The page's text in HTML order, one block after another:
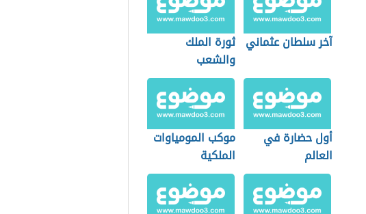
آخر سلطان عثماني ثورة الملك
والشعب
أول حضارة في
العالم
موكب المومياوات
الملكية